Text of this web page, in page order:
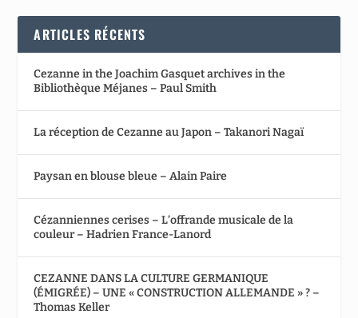
ARTICLES RÉCENTS
Cezanne in the Joachim Gasquet archives in the
Bibliothèque Méjanes – Paul Smith
La réception de Cezanne au Japon – Takanori Nagaï
Paysan en blouse bleue – Alain Paire
Cézanniennes cerises – L’offrande musicale de la
couleur – Hadrien France-Lanord
CEZANNE DANS LA CULTURE GERMANIQUE
(ÉMIGRÉE) – UNE « CONSTRUCTION ALLEMANDE » ? –
Thomas Keller